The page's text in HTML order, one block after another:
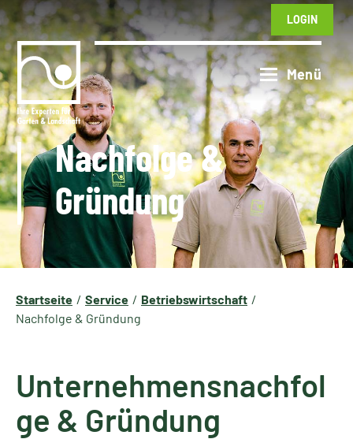
LOGIN
Nachfolge &
Gründung
Startseite Service
Betriebswirtschaft
Nachfolge & Gründung
Unternehmensnachfol
ge & Gründung